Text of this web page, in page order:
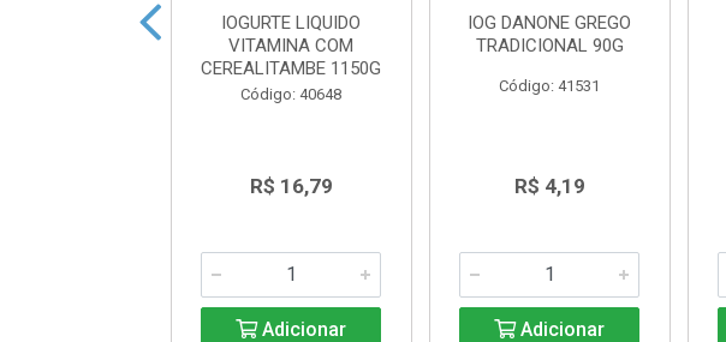
IOGURTE LIQUIDO
VITAMINA COM
CEREALITAMBE 1150G
Código: 40648
R$ 16,79
Adicionar
IOG DANONE GREGO
TRADICIONAL 90G
Código: 41531
R$ 4,19
Adicionar